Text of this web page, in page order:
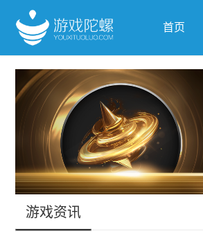
首页
抢滩全球
跨界Talk
游戏资讯